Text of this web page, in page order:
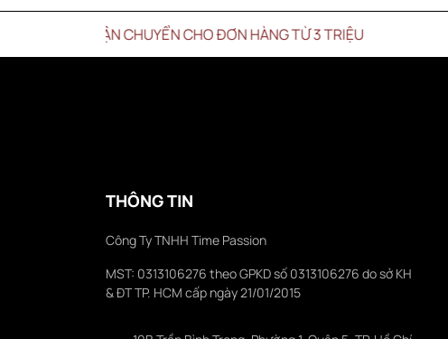
VẬN CHUYỂN CHO ĐƠN HÀNG TỪ 3 TRIỆU
THÔNG TIN
Công Ty TNHH Time Passion
MST: 0313106276 theo GPKD số 0313106276 do sở KH
& ĐT TP. HCM cấp ngày 21/01/2015